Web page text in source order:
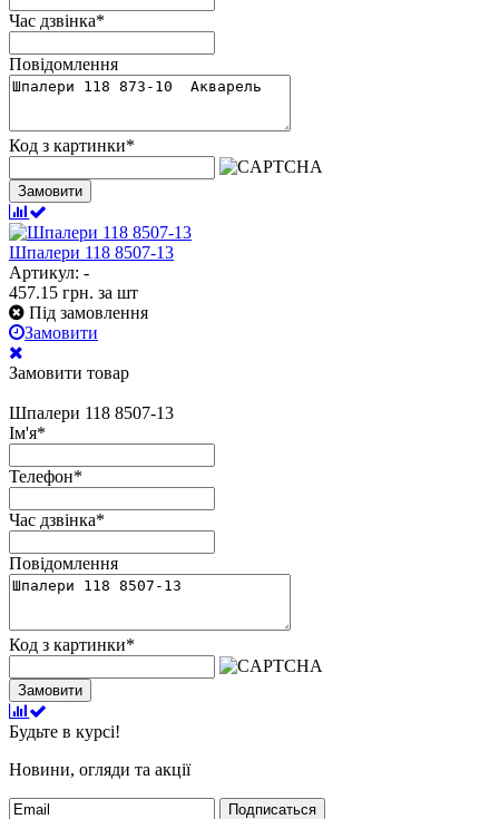
Час дзвінка*
Повідомлення
Код з картинки*
Замовити
Шпалери 118 8507-13
Артикул: -
457.15 грн. за шт
Під замовлення
Замовити
Замовити товар
Шпалери 118 8507-13
Ім'я*
Телефон*
Час дзвінка*
Повідомлення
Код з картинки*
Замовити
Будьте в курсі!
Новини, огляди та акції
Подписаться